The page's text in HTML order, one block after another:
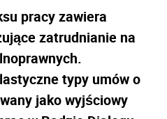
pracy zawiera
zatrudnianie na
typy umów o
jako wyjściowy